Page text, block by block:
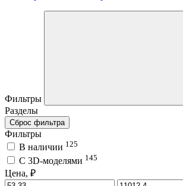
Фильтры
Разделы
Сброс фильтра
Фильтры
В наличии 125
C 3D-моделями 145
Цена, ₽